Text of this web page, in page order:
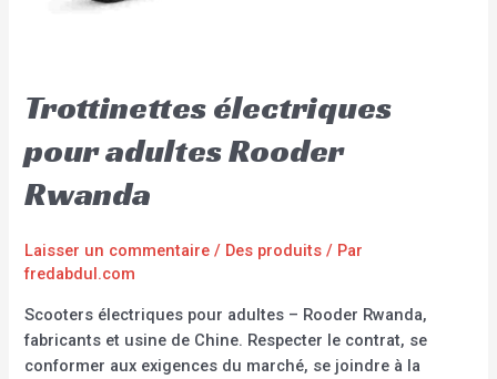
Trottinettes électriques
pour adultes Rooder
Rwanda
Laisser un commentaire / Des produits / Par
fredabdul.com
Scooters électriques pour adultes – Rooder Rwanda,
fabricants et usine de Chine. Respecter le contrat, se
conformer aux exigences du marché, se joindre à la